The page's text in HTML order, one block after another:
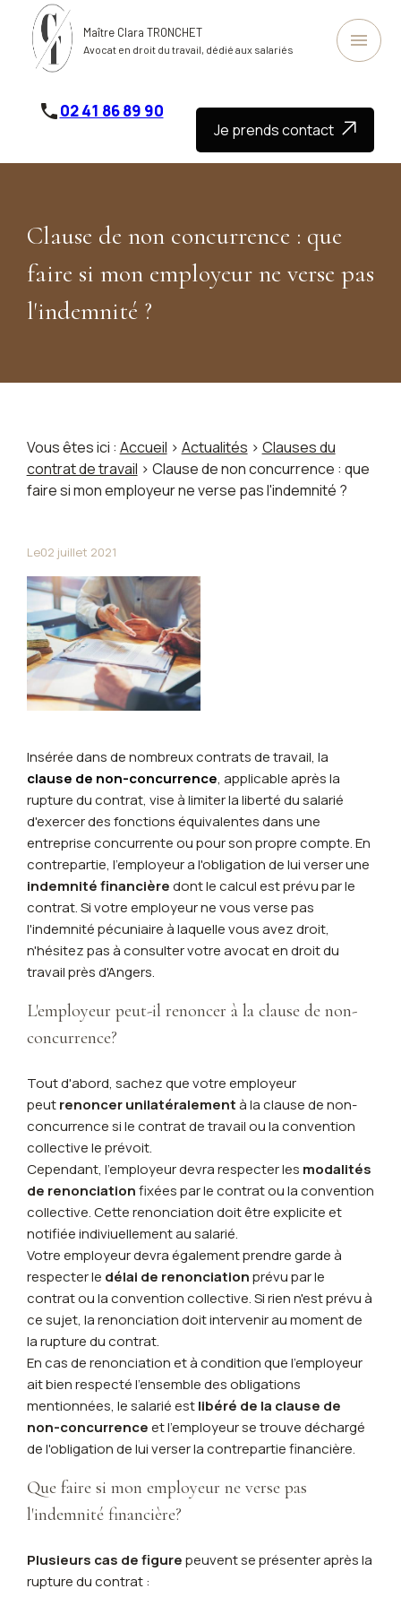
Maître Clara TRONCHET
Avocat en droit du travail, dédié aux salariés menu
phone02 41 86 89 90
Je prends contact
Clause de non concurrence : que
faire si mon employeur ne verse pas
l'indemnité ?
Vous êtes ici : Accueil > Actualités > Clauses du
contrat de travail > Clause de non concurrence : que
faire si mon employeur ne verse pas l'indemnité ?
Le02 juillet 2021
Insérée dans de nombreux contrats de travail, la
clause de non-concurrence, applicable après la
rupture du contrat, vise à limiter la liberté du salarié
d'exercer des fonctions équivalentes dans une
entreprise concurrente ou pour son propre compte. En
contrepartie, l'employeur a l'obligation de lui verser une
indemnité financièredont le calcul est prévu par le
contrat. Si votre employeur ne vous verse pas
l'indemnité pécuniaire à laquelle vous avez droit,
n'hésitez pas à consulter votre avocat en droit du
travail près d'Angers.
L'employeur peut-il renoncer à la clause de non-
concurrence?
Tout d'abord, sachez que votre employeur
peutrenoncer unilatéralementà la clause de non-
concurrence si le contrat de travail ou la convention
collective le prévoit.
Cependant, l'employeur devra respecter les modalités
de renonciationfixées par le contrat ou la convention
collective. Cette renonciation doit être explicite et
notifiée indiviuellement au salarié.
Votre employeur devra également prendre garde à
respecter le délai de renonciationprévu par le
contrat ou la convention collective. Si rien n'est prévu à
ce sujet, la renonciation doit intervenir au moment de
la rupture du contrat.
En cas de renonciation et à condition que l'employeur
ait bien respecté l'ensemble des obligations
mentionnées, le salarié estlibéré de la clause de
non-concurrenceet l'employeur se trouve déchargé
de l'obligation de lui verser la contrepartie financière.
Que faire si mon employeur ne verse pas
l'indemnité financière?
Plusieurs cas de figurepeuvent se présenter après la
rupture du contrat :
Panneau de gestion des cookies